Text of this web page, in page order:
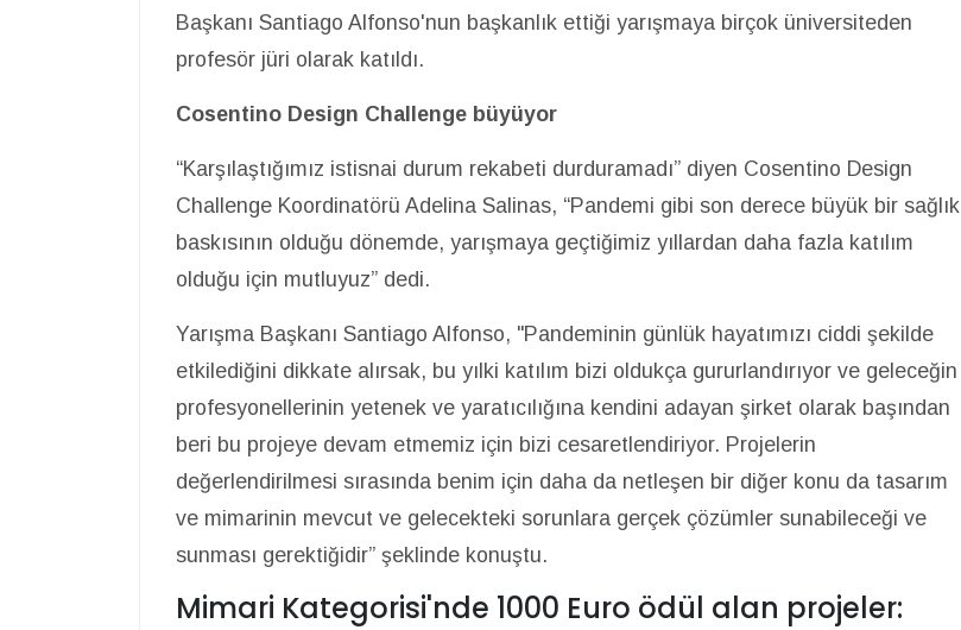
Başkanı Santiago Alfonso'nun başkanlık ettiği yarışmaya birçok üniversiteden
profesör jüri olarak katıldı.
Cosentino Design Challenge büyüyor
“Karşılaştığımız istisnai durum rekabeti durduramadı” diyen Cosentino Design
Challenge Koordinatörü Adelina Salinas, “Pandemi gibi son derece büyük bir sağlık
baskısının olduğu dönemde, yarışmaya geçtiğimiz yıllardan daha fazla katılım
olduğu için mutluyuz” dedi.
Yarışma Başkanı Santiago Alfonso, "Pandeminin günlük hayatımızı ciddi şekilde
etkilediğini dikkate alırsak, bu yılki katılım bizi oldukça gururlandırıyor ve geleceğin
profesyonellerinin yetenek ve yaratıcılığına kendini adayan şirket olarak başından
beri bu projeye devam etmemiz için bizi cesaretlendiriyor. Projelerin
değerlendirilmesi sırasında benim için daha da netleşen bir diğer konu da tasarım
ve mimarinin mevcut ve gelecekteki sorunlara gerçek çözümler sunabileceği ve
sunması gerektiğidir” şeklinde konuştu.
Mimari Kategorisi'nde 1000 Euro ödül alan projeler: